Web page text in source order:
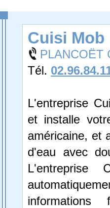
Cuisi Mob
PLANCOËT
Tél.
L'entreprise
et installe
américaine, et
d'eau avec
L'entreprise